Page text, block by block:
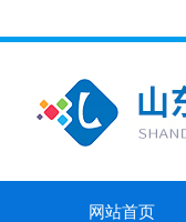
网站首页